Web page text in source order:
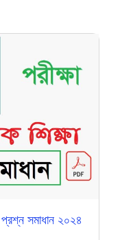
প্রশ্ন সমাধান ২০২৪